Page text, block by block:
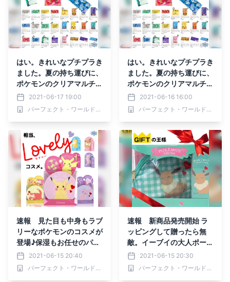
はい。きれいなプチプラき
ました。夏の持ち運びに、
ポケモンのクリアマルチケ
ースは３サイズ展開。
2021-06-17 19:00
パーフェクト・ワールド株式会社
はい。きれいなプチプラき
ました。夏の持ち運びに、
ポケモンのクリアマルチケ
ースは３サイズ展開。
2021-06-16 16:00
パーフェクト・ワールド株式会社
速報 見た目も中身もラブ
リーなポケモンのコスメが
登場♪保湿もお任せのパウ
ダー＆リップクリーム
2021-06-15 20:40
パーフェクト・ワールド株式会社
速報 新商品発売開始 ラ
ッピングして贈ったら無
敵。イーブイの大人ポーチ
と、ハンドクリームだ
と！？！？
2021-06-15 20:30
パーフェクト・ワールド株式会社